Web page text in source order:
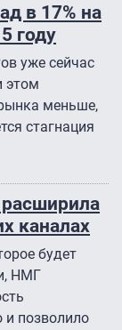
в 17% на
году
уже сейчас
этом
меньше,
стагнация
каналах
будет
НМГ
и позволило